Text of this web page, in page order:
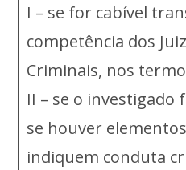
I – se for cabível
competência dos
Criminais, nos
II – se o investigado
se houver
indiquem conduta